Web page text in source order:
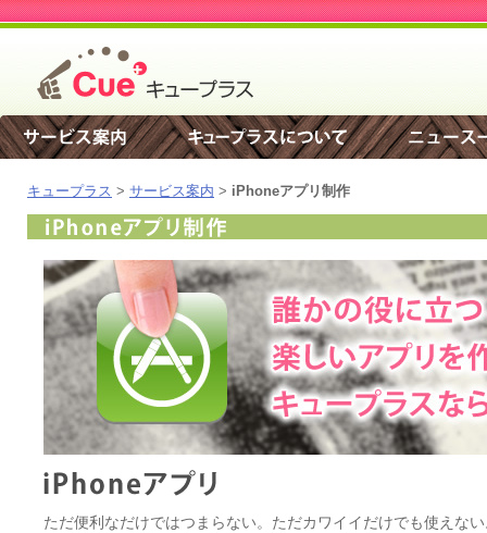
キュープラス > サービス案内 > iPhoneアプリ制作
ただ便利なだけではつまらない。ただカワイイだけでも使えな